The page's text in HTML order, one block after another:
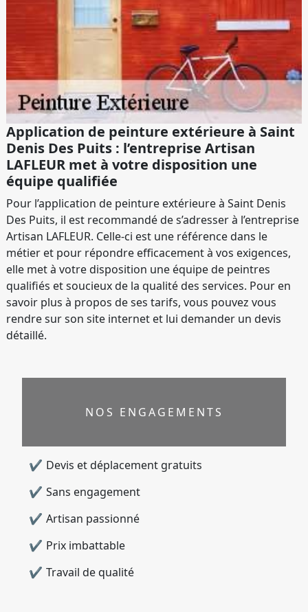
Application de peinture extérieure à Saint
Denis Des Puits : l’entreprise Artisan
LAFLEUR met à votre disposition une
équipe qualifiée
Pour l’application de peinture extérieure à Saint Denis
Des Puits, il est recommandé de s’adresser à l’entreprise
Artisan LAFLEUR. Celle-ci est une référence dans le
métier et pour répondre efficacement à vos exigences,
elle met à votre disposition une équipe de peintres
qualifiés et soucieux de la qualité des services. Pour en
savoir plus à propos de ses tarifs, vous pouvez vous
rendre sur son site internet et lui demander un devis
détaillé.
NOS ENGAGEMENTS
Devis et déplacement gratuits
Sans engagement
Artisan passionné
Prix imbattable
Travail de qualité